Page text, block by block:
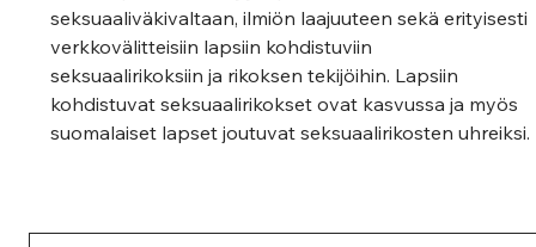
seksuaaliväkivaltaan, ilmiön laajuuteen sekä erityisesti
verkkovälitteisiin lapsiin kohdistuviin
seksuaalirikoksiin ja rikoksen tekijöihin. Lapsiin
kohdistuvat seksuaalirikokset ovat kasvussa ja myös
suomalaiset lapset joutuvat seksuaalirikosten uhreiksi.